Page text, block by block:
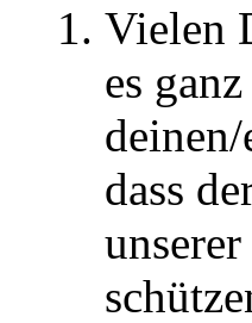
Vielen
es
dass